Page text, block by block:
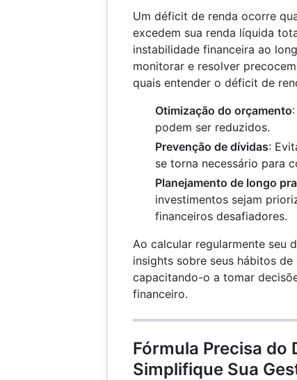
Um déficit de renda ocorre
excedem sua renda líquida
instabilidade financeira ao
monitorar e resolver
quais entender o déficit de
Otimização do orçamento
podem ser reduzidos.
Prevenção de dívidas:
se torna necessário para
Planejamento de longo
investimentos sejam
financeiros desafiadores.
Ao calcular regularmente seu
insights sobre seus hábitos
capacitando-o a tomar
financeiro.
Fórmula Precisa do
Simplifique Sua